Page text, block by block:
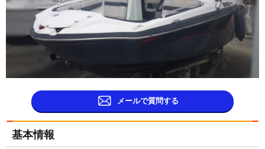
メールで質問する
基本情報